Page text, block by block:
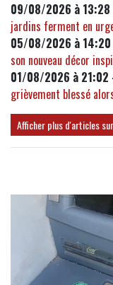
09/08/2026 à 13:28
jardins ferment en
05/08/2026 à
son nouveau décor
01/08/2026 à 21:02
grièvement blessé
Afficher plus d'articles